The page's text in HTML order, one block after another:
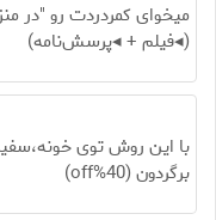
میخوای کمردردت رو "در
(◂فیلم + ◂پرسش‌نامه)
با این روش توی
برگردون (40%off)